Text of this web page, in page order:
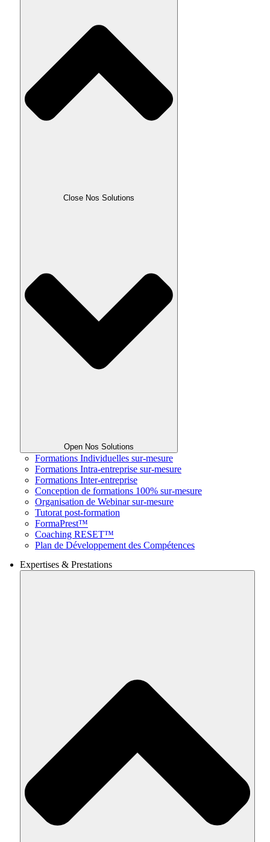
Close Nos Solutions
Open Nos Solutions
Formations Individuelles sur-mesure
Formations Intra-entreprise sur-mesure
Formations Inter-entreprise
Conception de formations 100% sur-mesure
Organisation de Webinar sur-mesure
Tutorat post-formation
FormaPrest™
Coaching RESET™
Plan de Développement des Compétences
Expertises & Prestations